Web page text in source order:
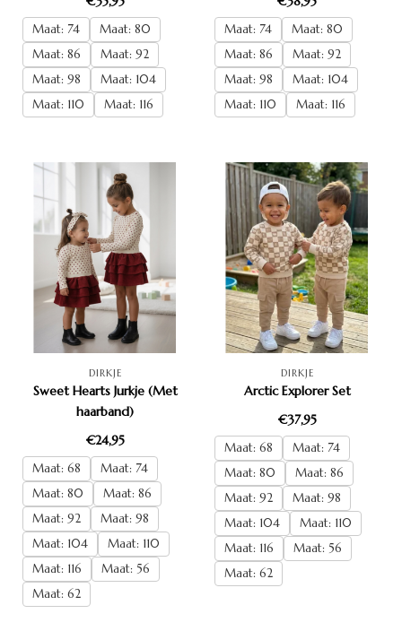
Maat: 74
Maat: 80
Maat: 86
Maat: 92
Maat: 98
Maat: 104
Maat: 110
Maat: 116
Maat: 74
Maat: 80
Maat: 86
Maat: 92
Maat: 98
Maat: 104
Maat: 110
Maat: 116
DIRKJE
Sweet Hearts Jurkje (Met
haarband)
€24,95
Maat: 68
Maat: 74
Maat: 80
Maat: 86
Maat: 92
Maat: 98
Maat: 104
Maat: 110
Maat: 116
Maat: 56
Maat: 62
DIRKJE
Arctic Explorer Set
€37,95
Maat: 68
Maat: 74
Maat: 80
Maat: 86
Maat: 92
Maat: 98
Maat: 104
Maat: 110
Maat: 116
Maat: 56
Maat: 62